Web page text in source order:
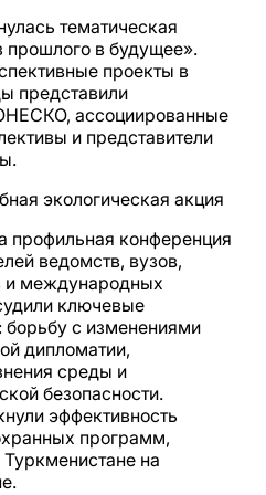
тематическая
прошлого в будущее».
проекты в
представили
ассоциированные
и представители
конференция
ведомств, вузов,
и международных
ключевые
с изменениями
дипломатии,
среды и
безопасности.
эффективность
программ,
на